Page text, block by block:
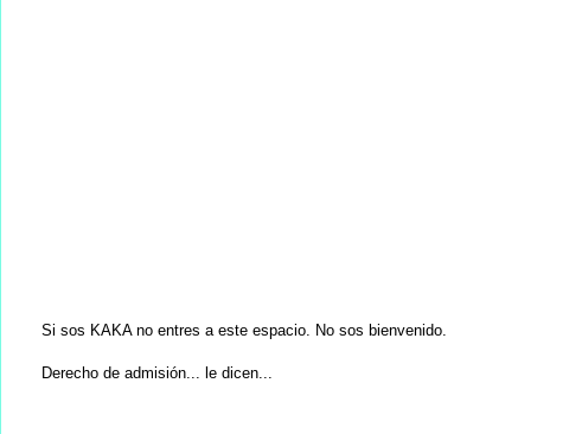
Si sos KAKA no entres a este espacio. No sos bienvenido.
Derecho de admisión... le dicen...